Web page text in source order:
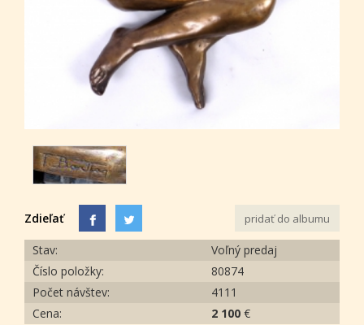
Zdieľať pridať do albumu
Stav:
Voľný predaj
Číslo položky:
80874
Počet návštev:
4111
Cena:
2 100 €